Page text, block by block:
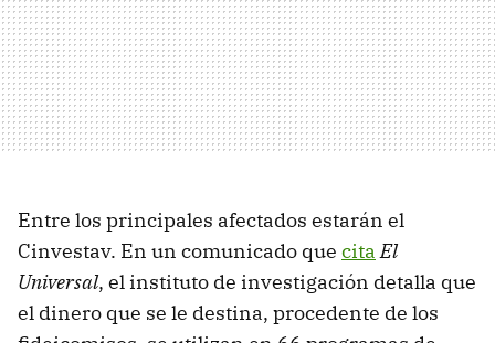
Entre los principales afectados estarán el
Cinvestav. En un comunicado que cita El
Universal, el instituto de investigación detalla que
el dinero que se le destina, procedente de los